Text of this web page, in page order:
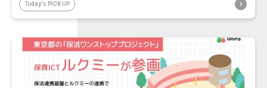
Today's PICK UP